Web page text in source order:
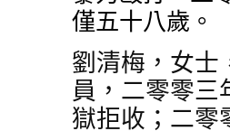
僅五十八歲。
劉清梅，女士
員，二零零
獄拒收；二零